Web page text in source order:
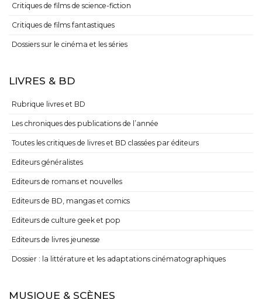
Critiques de films de science-fiction
Critiques de films fantastiques
Dossiers sur le cinéma et les séries
LIVRES & BD
Rubrique livres et BD
Les chroniques des publications de l’année
Toutes les critiques de livres et BD classées par éditeurs
Editeurs généralistes
Editeurs de romans et nouvelles
Editeurs de BD, mangas et comics
Editeurs de culture geek et pop
Editeurs de livres jeunesse
Dossier : la littérature et les adaptations cinématographiques
MUSIQUE & SCÈNES